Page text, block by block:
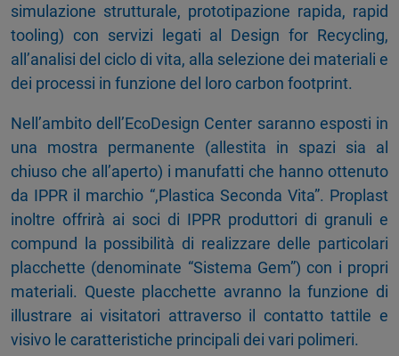
simulazione strutturale, prototipazione rapida, rapid
tooling) con servizi legati al Design for Recycling,
all’analisi del ciclo di vita, alla selezione dei materiali e
dei processi in funzione del loro carbon footprint.
Nell’ambito dell’EcoDesign Center saranno esposti in
una mostra permanente (allestita in spazi sia al
chiuso che all’aperto) i manufatti che hanno ottenuto
da IPPR il marchio “,Plastica Seconda Vita”. Proplast
inoltre offrirà ai soci di IPPR produttori di granuli e
compund la possibilità di realizzare delle particolari
placchette (denominate “Sistema Gem”) con i propri
materiali. Queste placchette avranno la funzione di
illustrare ai visitatori attraverso il contatto tattile e
visivo le caratteristiche principali dei vari polimeri.